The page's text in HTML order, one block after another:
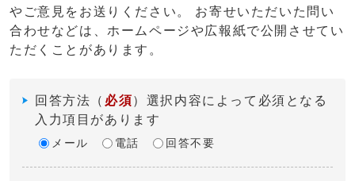
やご意見をお送りください。 お寄せいただいた問い
合わせなどは、ホームページや広報紙で公開させてい
ただくことがあります。
回答方法 （ 必須）選択内容によって必須となる
入力項目があります
メール 電話 回答不要